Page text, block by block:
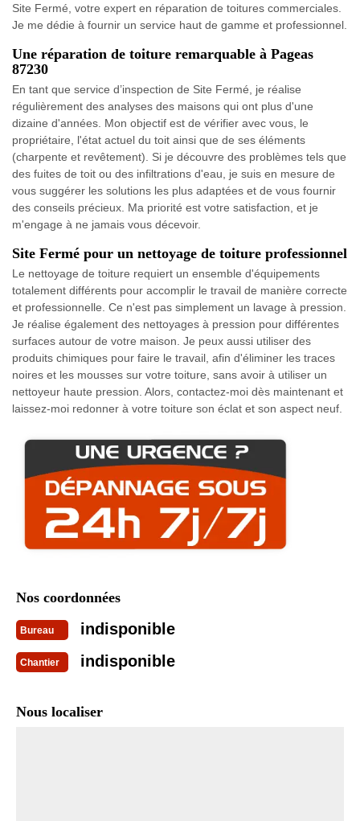
Site Fermé, votre expert en réparation de toitures commerciales.
Je me dédie à fournir un service haut de gamme et professionnel.
Une réparation de toiture remarquable à Pageas
87230
En tant que service d’inspection de Site Fermé, je réalise
régulièrement des analyses des maisons qui ont plus d'une
dizaine d'années. Mon objectif est de vérifier avec vous, le
propriétaire, l'état actuel du toit ainsi que de ses éléments
(charpente et revêtement). Si je découvre des problèmes tels que
des fuites de toit ou des infiltrations d'eau, je suis en mesure de
vous suggérer les solutions les plus adaptées et de vous fournir
des conseils précieux. Ma priorité est votre satisfaction, et je
m'engage à ne jamais vous décevoir.
Site Fermé pour un nettoyage de toiture professionnel
Le nettoyage de toiture requiert un ensemble d'équipements
totalement différents pour accomplir le travail de manière correcte
et professionnelle. Ce n'est pas simplement un lavage à pression.
Je réalise également des nettoyages à pression pour différentes
surfaces autour de votre maison. Je peux aussi utiliser des
produits chimiques pour faire le travail, afin d'éliminer les traces
noires et les mousses sur votre toiture, sans avoir à utiliser un
nettoyeur haute pression. Alors, contactez-moi dès maintenant et
laissez-moi redonner à votre toiture son éclat et son aspect neuf.
Nos coordonnées
Bureau indisponible
Chantier indisponible
Nous localiser